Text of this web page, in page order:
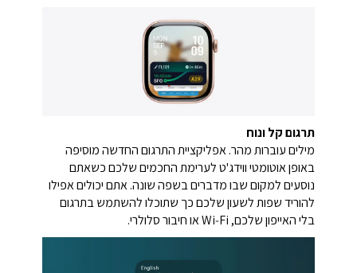
תרגום קל ונוח
מילים עוברות מהר. אפליקציית התרגום החדשה מוסיפה
באופן אוטומטי ווידג'ט לערימת החכמים שלכם כשאתם
נוסעים למקום שבו מדברים בשפה שונה. אתם יכולים אפילו
להוריד שפות לשעון שלכם כך שתוכלו להשתמש בתרגום
בלי האייפון שלכם, Wi‑Fi או חיבור סלולרי.